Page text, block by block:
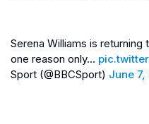
Serena Williams is
one reason only...
Sport (@BBCSport) June 7,